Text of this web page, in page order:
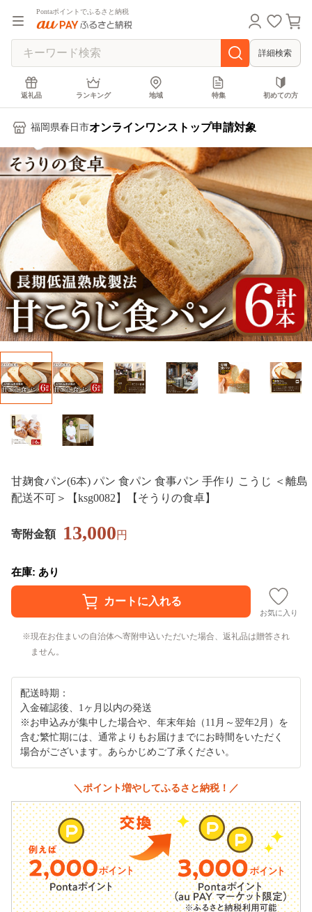
Pontaポイントでふるさと納税
詳細検索
返礼品 ランキング 地域 特集 初めての方
福岡県春日市オンラインワンストップ申請対象
甘麹食パン(6本) パン 食パン 食事パン 手作り こうじ ＜離島
配送不可＞【ksg0082】【そうりの食卓】
寄附金額 13,000円
在庫: あり
お気に入り
現在お住まいの自治体へ寄附申込いただいた場合、返礼品は贈答され
ません。
配送時期：
入金確認後、1ヶ月以内の発送
※お申込みが集中した場合や、年末年始（11月～翌年2月）を
含む繁忙期には、通常よりもお届けまでにお時間をいただく
場合がございます。あらかじめご了承ください。
＼ポイント増やしてふるさと納税！／